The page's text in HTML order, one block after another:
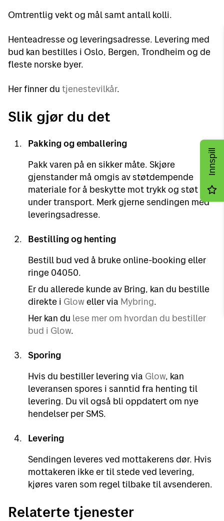
Omtrentlig vekt og mål samt antall kolli.
Henteadresse og leveringsadresse. Levering med
bud kan bestilles i Oslo, Bergen, Trondheim og de
fleste norske byer.
Her finner du tjenestevilkår.
Slik gjør du det
Pakking og emballering
Pakk varen på en sikker måte. Skjøre
gjenstander må omgis av støtdempende
materiale for å beskytte mot trykk og støt
under transport. Merk gjerne sendingen med
leveringsadresse.
Bestilling og henting
Bestill bud ved å bruke online-booking eller
ringe 04050.
Er du allerede kunde av Bring, kan du bestille
direkte i Gloweller via Mybring.
Her kan du lese mer om hvordan du bestiller
bud i Glow.
Sporing
Hvis du bestiller levering via Glow, kan
leveransen spores i sanntid fra henting til
levering. Du vil også bli oppdatert om nye
hendelser per SMS.
Levering
Sendingen leveres ved mottakerens dør. Hvis
mottakeren ikke er til stede ved levering,
kjøres varen som regel tilbake til avsenderen.
Relaterte tjenester
Innspill